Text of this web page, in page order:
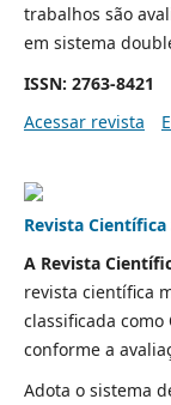
trabalhos são
em sistema
ISSN: 2763-8421
Acessar revista
Revista Científica
A Revista
revista científica
classificada como
conforme a
Adota o sistema